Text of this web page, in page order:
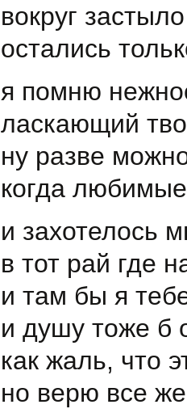
вокруг
остались
я помню
ласкающий
ну разве
когда любимые
и захотелось
в тот рай где
и там бы я
и душу тоже б
как жаль, что
но верю все же